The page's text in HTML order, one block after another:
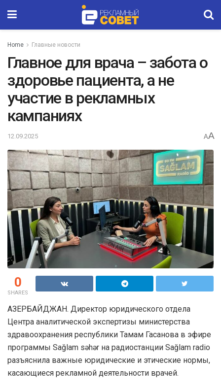
Home Главные новости
Главное для врача – забота о
здоровье пациента, а не
участие в рекламных
кампаниях
12.09.2025 AA
0
SHARES
АЗЕРБАЙДЖАН. Директор юридического отдела
Центра аналитической экспертизы министерства
здравоохранения республики Тамам Гасанова в эфире
программы Sağlam səhər на радиостанции Sağlam radio
разъяснила важные юридические и этические нормы,
касающиеся рекламной деятельности врачей.